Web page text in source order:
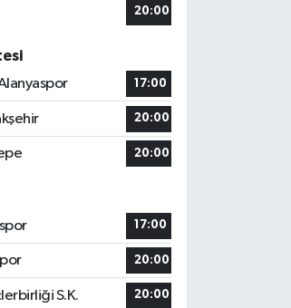
20:00
17:00
20:00
20:00
17:00
20:00
S.K. 20:00